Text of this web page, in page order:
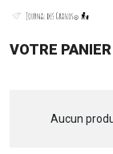
VOTRE PANIER
Aucun
Panneau de gestion